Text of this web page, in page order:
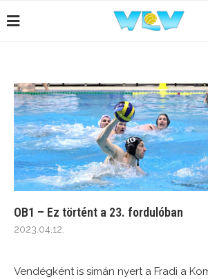
OB1 – Ez történt a 23. fordulóban
2023.04.12.
Vendégként is simán nyert a Fradi a